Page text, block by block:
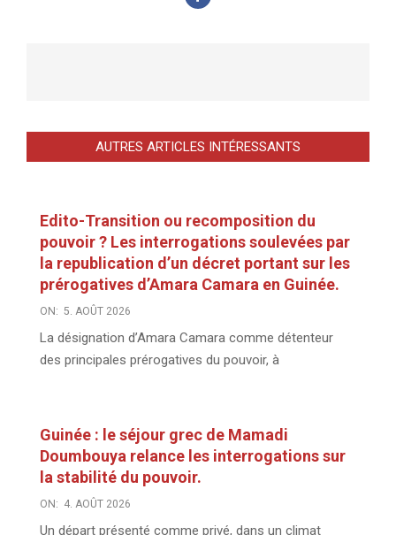
AUTRES ARTICLES INTÉRESSANTS
Edito-Transition ou recomposition du
pouvoir ? Les interrogations soulevées par
la republication d’un décret portant sur les
prérogatives d’Amara Camara en Guinée.
ON: 5. AOÛT 2026
La désignation d’Amara Camara comme détenteur
des principales prérogatives du pouvoir, à
Guinée : le séjour grec de Mamadi
Doumbouya relance les interrogations sur
la stabilité du pouvoir.
ON: 4. AOÛT 2026
Un départ présenté comme privé, dans un climat